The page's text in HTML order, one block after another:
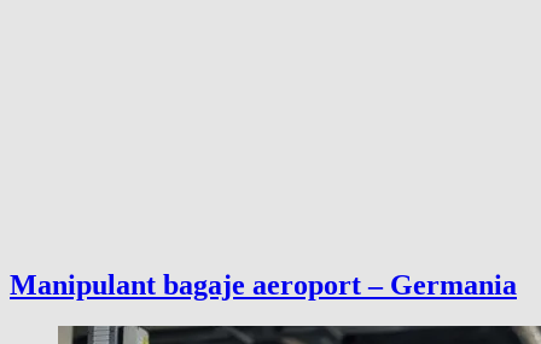
Manipulant bagaje aeroport – Germania